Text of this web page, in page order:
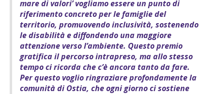
mare di valori’ vogliamo essere un punto di
riferimento concreto per le famiglie del
territorio, promuovendo inclusività, sostenendo
le disabilità e diffondendo una maggiore
attenzione verso l’ambiente. Questo premio
gratifica il percorso intrapreso, ma allo stesso
tempo ci ricorda che c’è ancora tanto da fare.
Per questo voglio ringraziare profondamente la
comunità di Ostia, che ogni giorno ci sostiene